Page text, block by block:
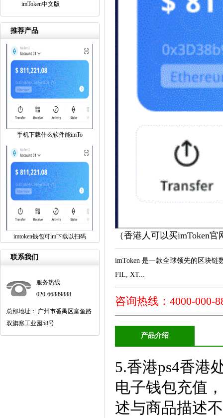
imToken中文版
推荐产品
手机下载什么软件能imTo
imtoken钱包可im下载以扫码
联系我们
服务热线
020-66889888
总部地址： 广州市番禺区富鱼路
双旗寨工业园58号
（香港人可以买imToken
imToken 是一款全球领先的区块链
FIL, XT...
咨询热线：4000-000-
产品介绍
5.香港ps4香港
电子钱包充值
述与商品描述